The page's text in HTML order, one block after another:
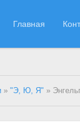
Главная
»"Э, Ю, Я" »